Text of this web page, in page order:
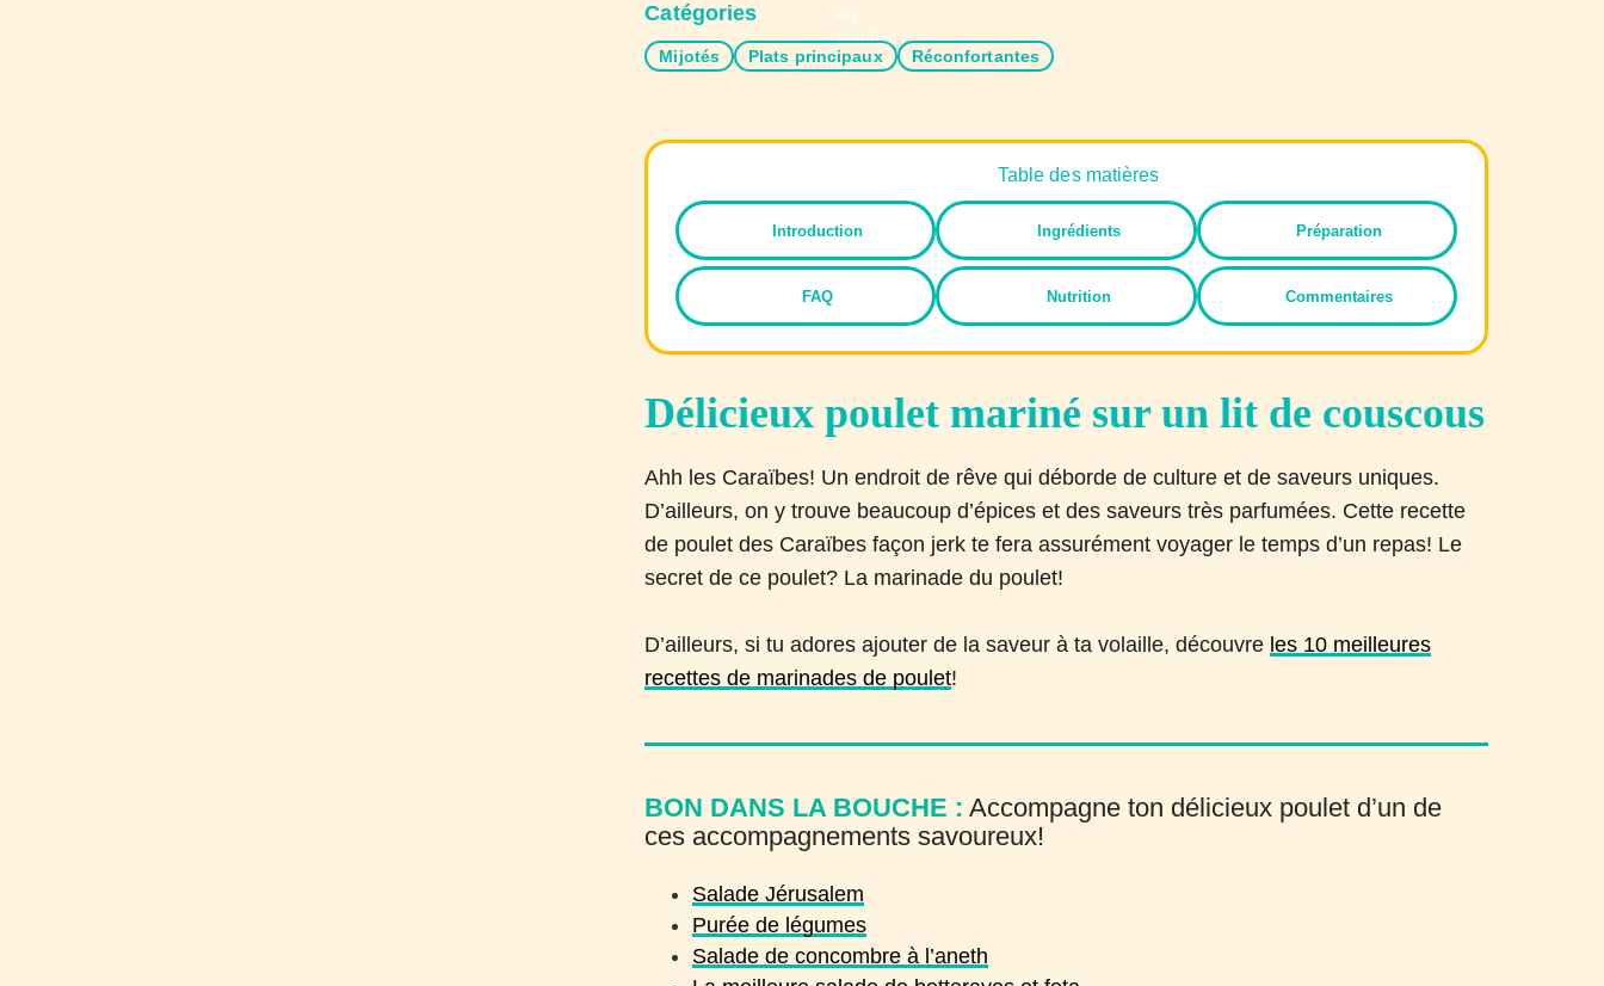
Catégories
Mijotés Plats principaux Réconfortantes
Table des matières
Introduction Ingrédients Préparation
FAQ Nutrition Commentaires
Délicieux poulet mariné sur un lit de couscous
Ahh les Caraïbes! Un endroit de rêve qui déborde de culture et de saveurs uniques.
D’ailleurs, on y trouve beaucoup d’épices et des saveurs très parfumées. Cette recette
de poulet des Caraïbes façon jerk te fera assurément voyager le temps d’un repas! Le
secret de ce poulet? La marinade du poulet!
D’ailleurs, si tu adores ajouter de la saveur à ta volaille, découvre les 10 meilleures
recettes de marinades de poulet!
BON DANS LA BOUCHE : Accompagne ton délicieux poulet d’un de
ces accompagnements savoureux!
Salade Jérusalem
Purée de légumes
Salade de concombre à l’aneth